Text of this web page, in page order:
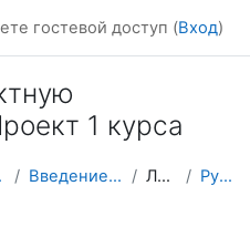
гостевой доступ (Вход)
1 курса
Введение в проект - Проект 1 Литература PySimpleGUI